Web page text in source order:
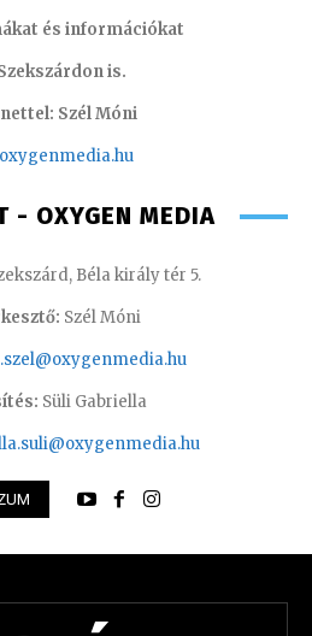
és információkat
is.
Szél Móni
- OXYGEN MEDIA
Béla király tér 5.
Szél Móni
Süli Gabriella